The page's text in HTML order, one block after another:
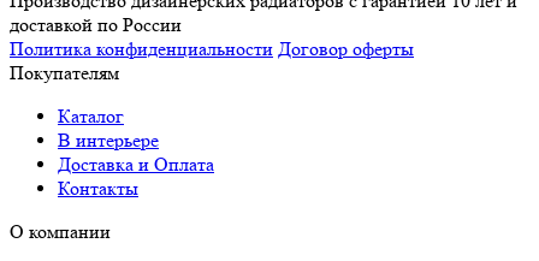
доставкой по России
Политика конфиденциальности Договор оферты
Покупателям
Каталог
В интерьере
Доставка и Оплата
Контакты
О компании